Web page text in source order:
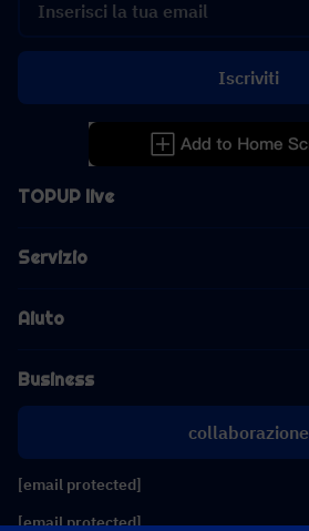
TOPUP live
Servizio
Aiuto
Business
collaborazione
[email protected]
[email protected]
Iscriviti